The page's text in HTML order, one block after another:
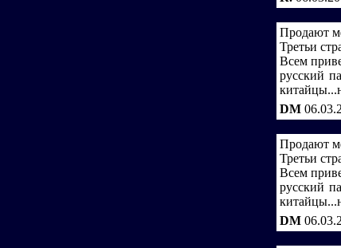
Продают
Третьи
Всем
русский
DM
Продают
Третьи
Всем
русский
DM